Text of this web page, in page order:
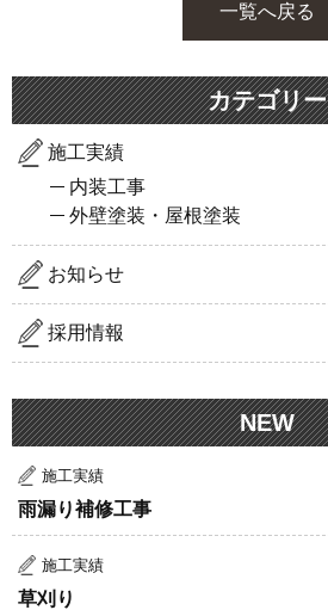
一覧へ戻る
カテゴリー
施工実績
内装工事
外壁塗装・屋根塗装
お知らせ
採用情報
NEW
施工実績
雨漏り補修工事
施工実績
草刈り